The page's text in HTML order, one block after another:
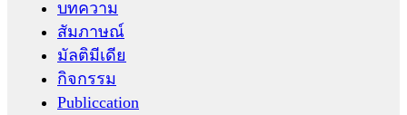
บทความ
สัมภาษณ์
มัลติมีเดีย
กิจกรรม
Publiccation